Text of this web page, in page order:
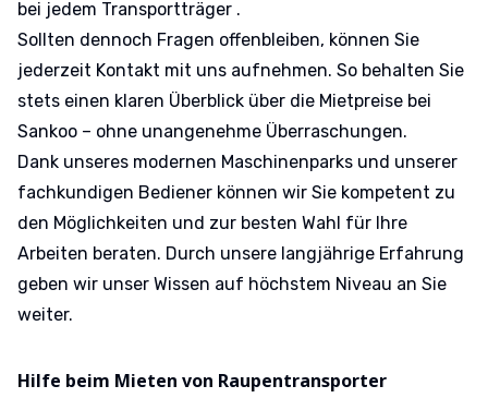
bei jedem Transportträger .
Sollten dennoch Fragen offenbleiben, können Sie
jederzeit Kontakt mit uns aufnehmen. So behalten Sie
stets einen klaren Überblick über die Mietpreise bei
Sankoo – ohne unangenehme Überraschungen.
Dank unseres modernen Maschinenparks und unserer
fachkundigen Bediener können wir Sie kompetent zu
den Möglichkeiten und zur besten Wahl für Ihre
Arbeiten beraten. Durch unsere langjährige Erfahrung
geben wir unser Wissen auf höchstem Niveau an Sie
weiter.
Hilfe beim Mieten von Raupentransporter